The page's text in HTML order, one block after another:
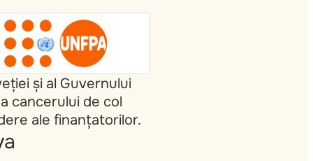
și al Guvernului
cancerului de col
ale finanțatorilor.